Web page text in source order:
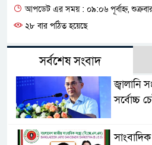
আপডেট এর সময় : ০৯:০৬ পূর্বাহ্ন,
২৮ বার পঠিত হয়েছে
সর্বশেষ সংবাদ
জ্বালানি
সর্বোচ্চ